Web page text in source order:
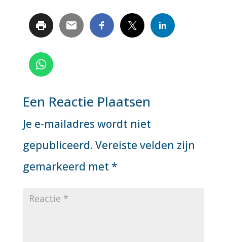
Een Reactie Plaatsen
Je e-mailadres wordt niet
gepubliceerd. Vereiste velden zijn
gemarkeerd met *